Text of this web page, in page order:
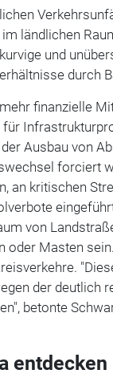
ländlichen
und
durch
finanzielle
Ausbau von
forciert
an kritischen
von
oder Masten
der deutlich
betonte
entdecken